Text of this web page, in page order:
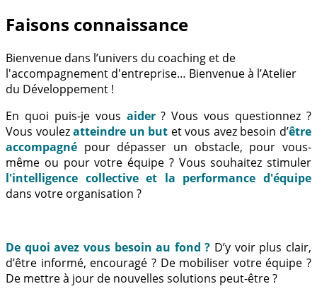
Faisons connaissance
Bienvenue dans l’univers du coaching et de
l'accompagnement d'entreprise… Bienvenue à l’Atelier
du Développement !
En quoi puis-je vous aider? Vous vous questionnez ?
Vous voulezatteindre un but et vous avez besoin d’être
accompagné pour dépasser un obstacle, pour vous-
même ou pour votre équipe ? Vous souhaitez stimuler
l'intelligence collective et la performance d'équipe
dans votre organisation ?
De quoi avez vous besoin au fond ? D’y voir plus clair,
d’être informé, encouragé ? De mobiliser votre équipe ?
De mettre à jour de nouvelles solutions peut-être ?